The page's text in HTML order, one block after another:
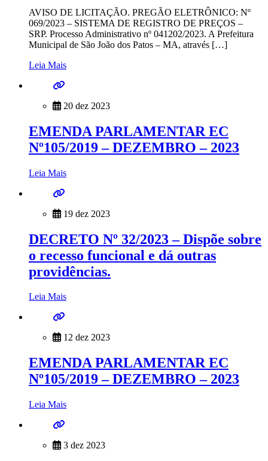
AVISO DE LICITAÇÃO. PREGÃO ELETRÔNICO: Nº
069/2023 – SISTEMA DE REGISTRO DE PREÇOS –
SRP. Processo Administrativo nº 041202/2023. A Prefeitura
Municipal de São João dos Patos – MA, através […]
Leia Mais
20 dez 2023
EMENDA PARLAMENTAR EC
Nº105/2019 – DEZEMBRO – 2023
Leia Mais
19 dez 2023
DECRETO Nº 32/2023 – Dispõe sobre
o recesso funcional e dá outras
providências.
Leia Mais
12 dez 2023
EMENDA PARLAMENTAR EC
Nº105/2019 – DEZEMBRO – 2023
Leia Mais
3 dez 2023